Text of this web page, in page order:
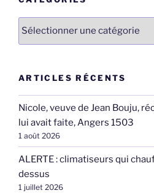
Catégories
ARTICLES RÉCENTS
Nicole, veuve de Jean Bouju,
lui avait faite, Angers 1503
1 août 2026
ALERTE : climatiseurs qui
dessus
1 juillet 2026